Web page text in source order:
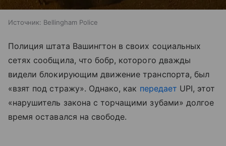
Источник: Bellingham Police
Полиция штата Вашингтон в своих социальных
сетях сообщила, что бобр, которого дважды
видели блокирующим движение транспорта, был
«взят под стражу». Однако, как передает UPI, этот
«нарушитель закона с торчащими зубами» долгое
время оставался на свободе.